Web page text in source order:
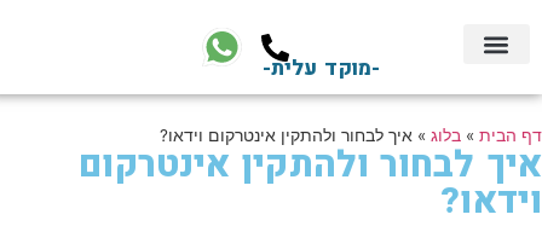
-מוקד עלית-
דף הבית » בלוג » איך לבחור ולהתקין אינטרקום וידאו?
איך לבחור ולהתקין אינטרקום
וידאו?